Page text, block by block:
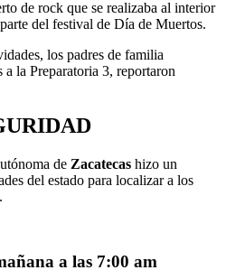
de rock que se realizaba al interior
del festival de Día de Muertos.
los padres de familia
la Preparatoria 3, reportaron
de Zacatecas hizo un
del estado para localizar a los
.
a las 7:00 am